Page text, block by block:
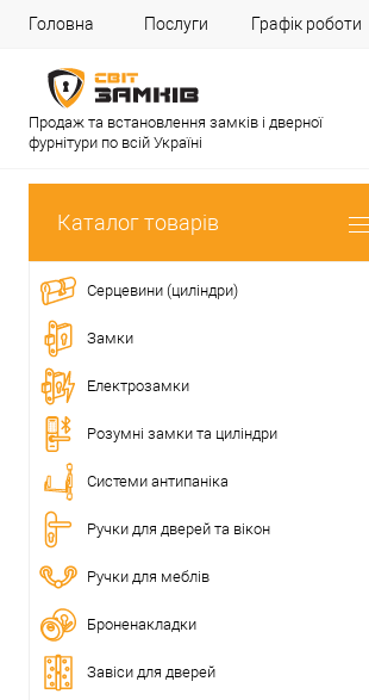
Головна Послуги Графік роботи
Продаж та встановлення замків і дверної
фурнітури по всій Україні
Каталог товарів
Серцевини (циліндри)
Замки
Електрозамки
Розумні замки та циліндри
Системи антипаніка
Ручки для дверей та вікон
Ручки для меблів
Броненакладки
Завіси для дверей